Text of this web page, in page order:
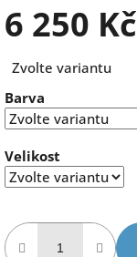
6 250 Kč
cena:
Zvolte variantu
Barva
Velikost